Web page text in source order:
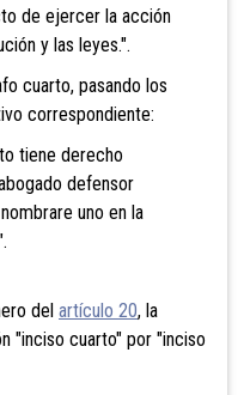
de ejercer la acción
y las leyes.".
cuarto, pasando los
correspondiente:
tiene derecho
defensor
uno en la
del artículo 20, la
"inciso cuarto" por "inciso